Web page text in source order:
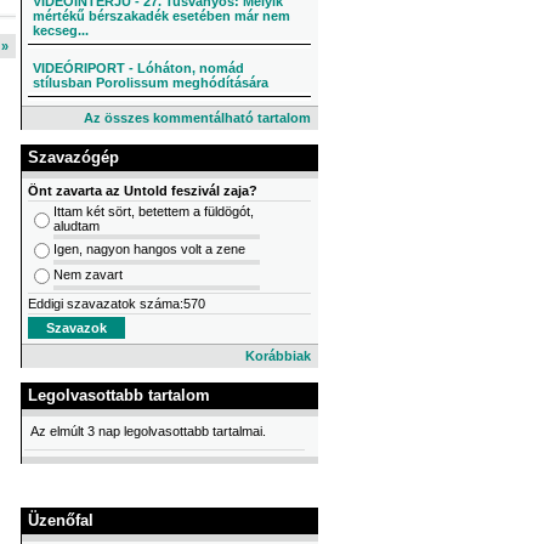
mértékű bérszakadék esetében már nem
kecseg...
VIDEÓRIPORT - Lóháton, nomád
stílusban Porolissum meghódítására
Az összes kommentálható tartalom
Szavazógép
Önt zavarta az Untold feszivál zaja?
Ittam két sört, betettem a füldögót,
aludtam
Igen, nagyon hangos volt a zene
Nem zavart
Eddigi szavazatok száma:570
Korábbiak
Legolvasottabb tartalom
Az elmúlt 3 nap legolvasottabb tartalmai.
Üzenőfal